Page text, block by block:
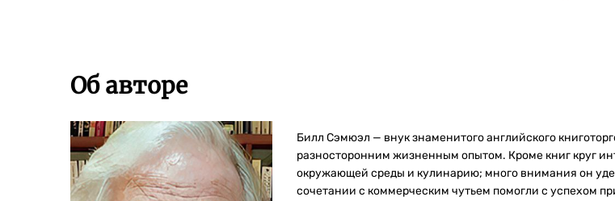
Об авторе
Билл Сэмюэл — внук знаменитого английского
разносторонним жизненным опытом. Кроме книг круг
окружающей среды и кулинарию; много внимания он
сочетании с коммерческим чутьем помогли с успехом